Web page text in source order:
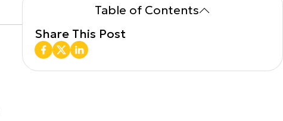
Table of Contents
Share This Post